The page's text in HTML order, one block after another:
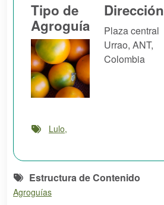
Tipo de
Agroguía
Lulo,
Dirección
Plaza central
Urrao, ANT,
Colombia
Estructura de Contenido
Agroguías